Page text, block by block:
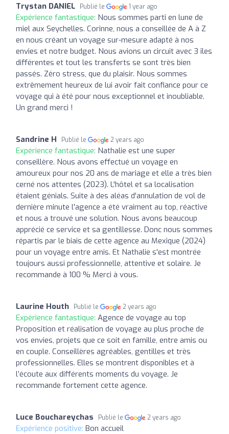
Trystan DANIEL Publié le 1 year ago
Expérience fantastique: Nous sommes parti en lune de
miel aux Seychelles. Corinne, nous a conseillée de A à Z
en nous créant un voyage sur-mesure adapté à nos
envies et notre budget. Nous avions un circuit avec 3 îles
différentes et tout les transferts se sont très bien
passés. Zéro stress, que du plaisir. Nous sommes
extrêmement heureux de lui avoir fait confiance pour ce
voyage qui à été pour nous exceptionnel et inoubliable.
Un grand merci !
Sandrine H Publié le 2 years ago
Expérience fantastique: Nathalie est une super
conseillère. Nous avons effectué un voyage en
amoureux pour nos 20 ans de mariage et elle a très bien
cerné nos attentes (2023). L'hôtel et sa localisation
étaient génials. Suite à des aléas d'annulation de vol de
dernière minute l'agence a été vraiment au top, réactive
et nous a trouvé une solution. Nous avons beaucoup
apprécié ce service et sa gentillesse. Donc nous sommes
répartis par le biais de cette agence au Mexique (2024)
pour un voyage entre amis. Et Nathalie s'est montrée
toujours aussi professionnelle, attentive et solaire. Je
recommande à 100 % Merci à vous.
Laurine Houth Publié le 2 years ago
Expérience fantastique: Agence de voyage au top
Proposition et réalisation de voyage au plus proche de
vos envies, projets que ce soit en famille, entre amis ou
en couple. Conseillères agréables, gentilles et très
professionnelles. Elles se montrent disponibles et à
l’écoute aux différents moments du voyage. Je
recommande fortement cette agence.
Luce Bouchareychas Publié le 2 years ago
Expérience positive: Bon accueil